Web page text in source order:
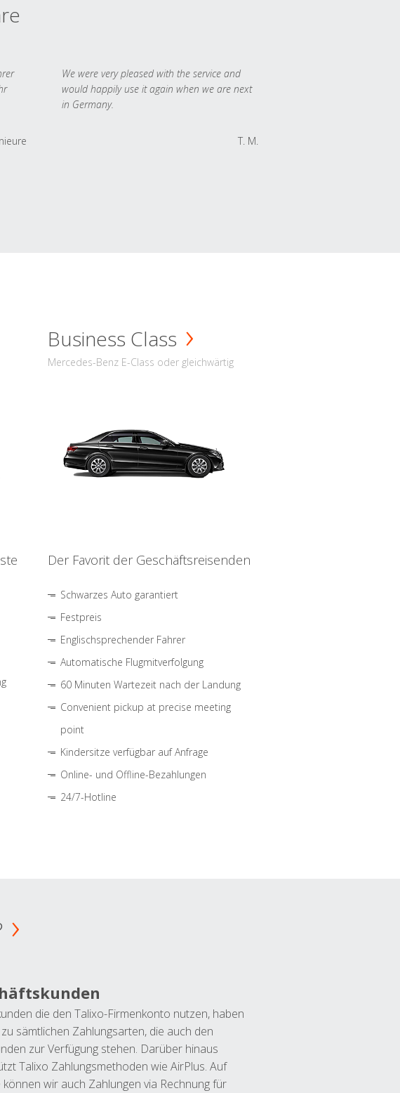
We were very pleased with the service and
would happily use it again when we are next
in Germany.
T. M.
Business Class
Mercedes-Benz E-Class oder gleichwärtig
Der Favorit der Geschäftsreisenden
Schwarzes Auto garantiert
Festpreis
Englischsprechender Fahrer
Automatische Flugmitverfolgung
60 Minuten Wartezeit nach der Landung
Convenient pickup at precise meeting
point
Kindersitze verfügbar auf Anfrage
Online- und Offline-Bezahlungen
24/7-Hotline
die den Talixo-Firmenkonto nutzen, haben
sämtlichen Zahlungsarten, die auch den
zur Verfügung stehen. Darüber hinaus
Talixo Zahlungsmethoden wie AirPlus. Auf
wir auch Zahlungen via Rechnung für